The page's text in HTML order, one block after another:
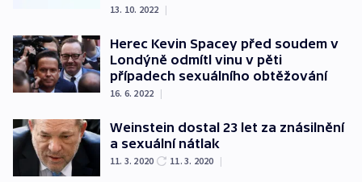
13. 10. 2022 |
Herec Kevin Spacey před soudem v
Londýně odmítl vinu v pěti
případech sexuálního obtěžování
16. 6. 2022 |
Weinstein dostal 23 let za znásilnění
a sexuální nátlak
11. 3. 2020 11. 3. 2020 |